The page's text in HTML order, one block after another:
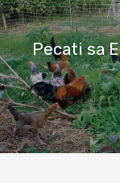
Pecati sa